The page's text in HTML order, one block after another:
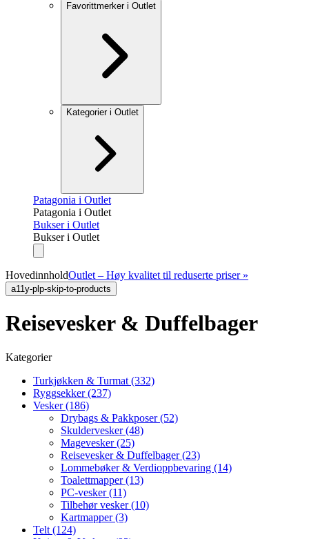
Favorittmerker i Outlet
Kategorier i Outlet
Patagonia i Outlet
Patagonia i Outlet
Bukser i Outlet
Bukser i Outlet
HovedinnholdOutlet – Høy kvalitet til reduserte priser »
a11y-plp-skip-to-products
Reisevesker & Duffelbager
Kategorier
Turkjøkken & Turmat (332)
Ryggsekker (237)
Vesker (186)
Drybags & Pakkposer (52)
Skuldervesker (48)
Magevesker (25)
Reisevesker & Duffelbager (23)
Lommebøker & Verdioppbevaring (14)
Toalettmapper (13)
PC-vesker (11)
Tilbehør vesker (10)
Kartmapper (3)
Telt (124)